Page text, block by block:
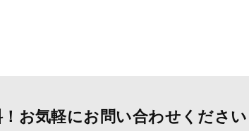
お気軽にお問い合わせください